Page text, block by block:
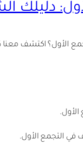
دليلك
الأول؟ اكتشف معنا
في التجمع الأول.